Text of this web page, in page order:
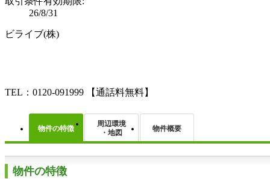
26/8/31
ビライブ(株)
TEL：0120-091999 【通話料無料】
物件の特徴
周辺環境
・地図
物件概要
物件の特徴